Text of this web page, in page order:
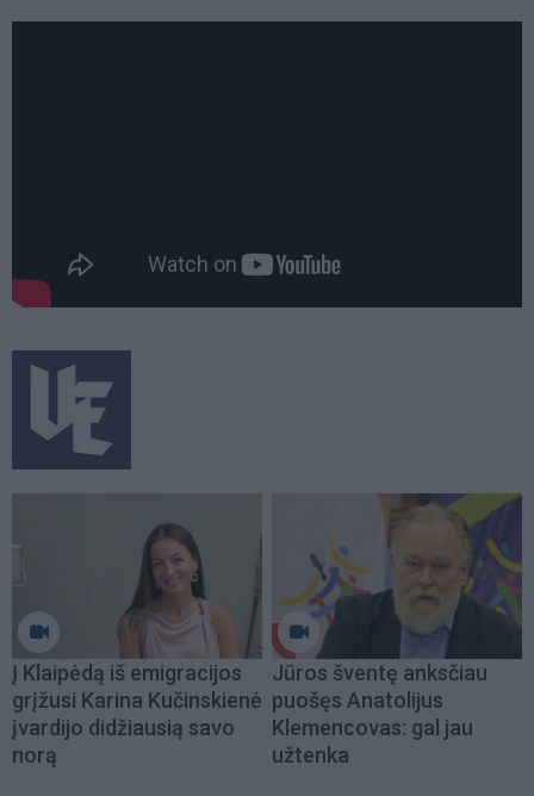
Į Klaipėdą iš emigracijos
grįžusi Karina Kučinskienė
įvardijo didžiausią savo
norą
Jūros šventę anksčiau
puošęs Anatolijus
Klemencovas: gal jau
užtenka